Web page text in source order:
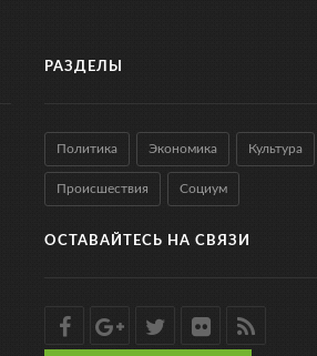
РАЗДЕЛЫ
Политика Экономика Культура
Происшествия Социум
ОСТАВАЙТЕСЬ НА СВЯЗИ